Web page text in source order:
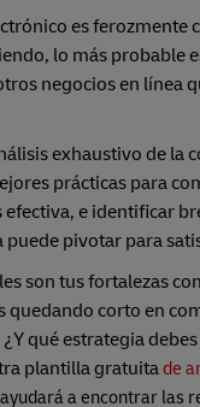
es ferozmente
lo más probable
negocios en línea
exhaustivo de la
prácticas para
efectiva, e identificar
puede pivotar para
son tus fortalezas
quedando corto en
qué estrategia
plantilla gratuitade
a encontrar las